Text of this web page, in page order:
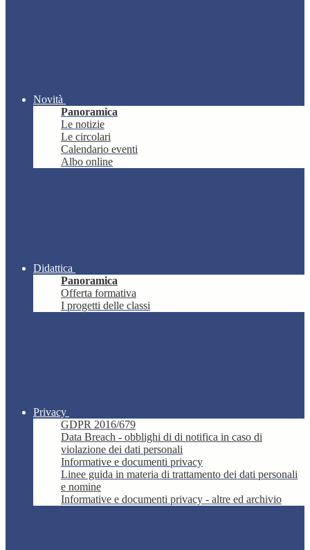
Novità
Panoramica
Le notizie
Le circolari
Calendario eventi
Albo online
Didattica
Panoramica
Offerta formativa
I progetti delle classi
Privacy
GDPR 2016/679
Data Breach - obblighi di di notifica in caso di
violazione dei dati personali
Informative e documenti privacy
Linee guida in materia di trattamento dei dati personali
e nomine
Informative e documenti privacy - altre ed archivio